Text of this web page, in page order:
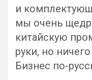
и
мы очень
китайскую
руки, но
Бизнес по-